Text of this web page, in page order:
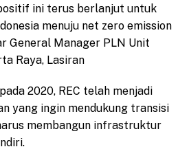
ini terus berlanjut untuk
menuju net zero emission
General Manager PLN Unit
Raya, Lasiran
2020, REC telah menjadi
yang ingin mendukung transisi
membangun infrastruktur